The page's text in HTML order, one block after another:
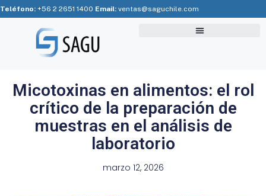
Teléfono: +56 2 2651 1400 Email: ventas@saguchile.com
Micotoxinas en alimentos: el rol
crítico de la preparación de
muestras en el análisis de
laboratorio
marzo 12, 2026